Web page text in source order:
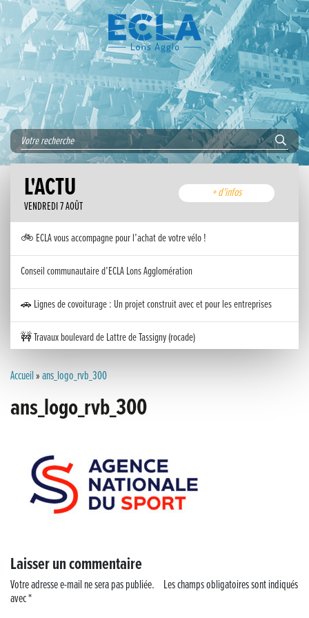
L'ACTU
VENDREDI 7 AOÛT
+ d'infos
🚲 ECLA vous accompagne pour l’achat de votre vélo !
Conseil communautaire d’ECLA Lons Agglomération
🚗 Lignes de covoiturage : Un projet construit avec et pour les entreprises
🚧 Travaux boulevard de Lattre de Tassigny (rocade)
Inauguration nouvelle station d’épuration (STEP) de Trenal
Festival des solutions écologiques 2026
« France, une histoire d’amour », l’avant-première au Cinéma 4C !
Les Saisons Baroques du Jura 2025
Dernier coup de pédale pour la Cyclosportive
Cyclosportive de La Vache qui rit : édition 2025
Accueil»ans_logo_rvb_300
ans_logo_rvb_300
Laisser un commentaire
Votre adresse e-mail ne sera pas publiée.
Les champs obligatoires sont indiqués
avec*